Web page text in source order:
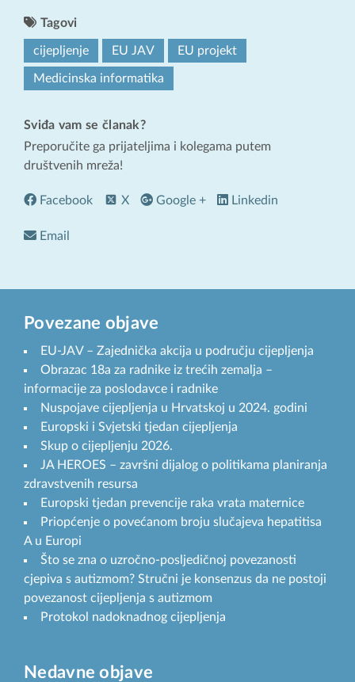
Tagovi
cijepljenje EU JAV EU projekt
Medicinska informatika
Sviđa vam se članak?
Preporučite ga prijateljima i kolegama putem
društvenih mreža!
Facebook X Google + Linkedin
Email
Povezane objave
EU-JAV – Zajednička akcija u području cijepljenja
Obrazac 18a za radnike iz trećih zemalja –
informacije za poslodavce i radnike
Nuspojave cijepljenja u Hrvatskoj u 2024. godini
Europski i Svjetski tjedan cijepljenja
Skup o cijepljenju 2026.
JA HEROES – završni dijalog o politikama planiranja
zdravstvenih resursa
Europski tjedan prevencije raka vrata maternice
Priopćenje o povećanom broju slučajeva hepatitisa
A u Europi
Što se zna o uzročno-posljedičnoj povezanosti
cjepiva s autizmom? Stručni je konsenzus da ne postoji
povezanost cijepljenja s autizmom
Protokol nadoknadnog cijepljenja
Nedavne objave